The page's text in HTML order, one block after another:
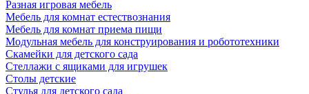
Разная игровая мебель
Мебель для комнат естествознания
Мебель для комнат приема пищи
Модульная мебель для конструирования и робототехники
Скамейки для детского сада
Стеллажи с ящиками для игрушек
Столы детские
Стулья для детского сада